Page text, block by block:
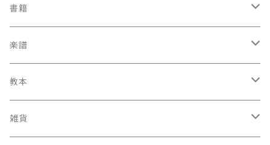
中古CD
鍋島元子関連CD
古楽以外
中古CD
古楽
中古LP
鍋島元子関連LP
古楽以外
中古LP
書籍
古楽関係
中古本
新古本
古楽以外
中古本
中古本
楽譜
古楽関係
スコア
古楽以外
教本
古楽関係
雑貨